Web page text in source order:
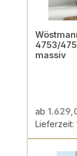
4753/
massiv
ab
Lieferzeit: